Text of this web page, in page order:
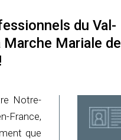
du Val-
Mariale de
Notre-
France,
que